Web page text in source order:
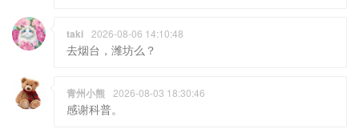
taki 2026-08-06 14:10:48
去烟台，潍坊么？
青州小熊 2026-08-03 18:30:46
感谢科普。